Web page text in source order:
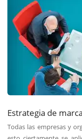
Estrategia de marca
Todas las empresas y